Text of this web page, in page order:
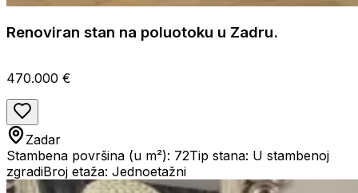
Renoviran stan na poluotoku u Zadru.
470.000 €
Zadar
Stambena površina (u m²): 72Tip stana: U stambenoj
zgradiBroj etaža: Jednoetažni